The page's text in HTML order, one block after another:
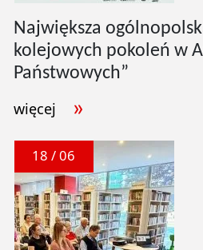
Największa
kolejowych pokoleń w
Państwowych”
więcej
18 / 06